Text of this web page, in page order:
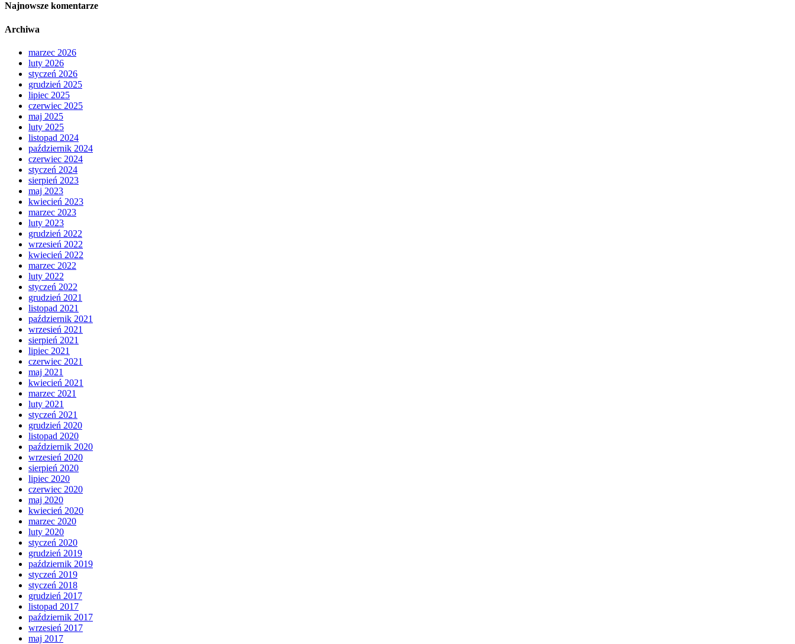
Najnowsze komentarze
Archiwa
marzec 2026
luty 2026
styczeń 2026
grudzień 2025
lipiec 2025
czerwiec 2025
maj 2025
luty 2025
listopad 2024
październik 2024
czerwiec 2024
styczeń 2024
sierpień 2023
maj 2023
kwiecień 2023
marzec 2023
luty 2023
grudzień 2022
wrzesień 2022
kwiecień 2022
marzec 2022
luty 2022
styczeń 2022
grudzień 2021
listopad 2021
październik 2021
wrzesień 2021
sierpień 2021
lipiec 2021
czerwiec 2021
maj 2021
kwiecień 2021
marzec 2021
luty 2021
styczeń 2021
grudzień 2020
listopad 2020
październik 2020
wrzesień 2020
sierpień 2020
lipiec 2020
czerwiec 2020
maj 2020
kwiecień 2020
marzec 2020
luty 2020
styczeń 2020
grudzień 2019
październik 2019
styczeń 2019
styczeń 2018
grudzień 2017
listopad 2017
październik 2017
wrzesień 2017
maj 2017